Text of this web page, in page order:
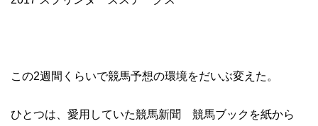
この2週間くらいで競馬予想の環境をだいぶ変えた。
ひとつは、愛用していた競馬新聞 競馬ブックを紙から